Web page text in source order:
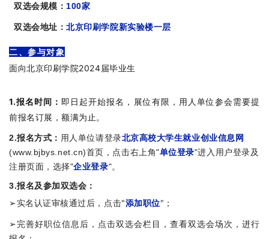
双选会规模： 100家
双选会地址：北京印刷学院新实验楼一层
二、参与对象
面向北京印刷学院2024届毕业生
1.报名时间： 即日起开始报名，展位有限，用人单位参会需要提
前报名订展，额满为止。
2.报名方式： 用人单位请登录北京高校大学生就业创业信息网
(www.bjbys.net.cn)首页，点击右上角"单位登录"进入用户登录及
注册页面，选择"企业登录"。
3.报名及参加双选会：
➢实名认证审核通过后，点击"添加职位"；
➢完善好职位信息后，点击双选会栏目，查看双选会场次，进行